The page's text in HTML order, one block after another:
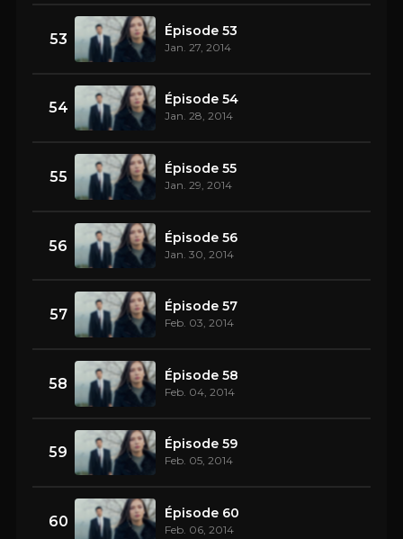
53 Épisode 53
Jan. 27, 2014
54 Épisode 54
Jan. 28, 2014
55 Épisode 55
Jan. 29, 2014
56 Épisode 56
Jan. 30, 2014
57 Épisode 57
Feb. 03, 2014
58 Épisode 58
Feb. 04, 2014
59 Épisode 59
Feb. 05, 2014
60 Épisode 60
Feb. 06, 2014